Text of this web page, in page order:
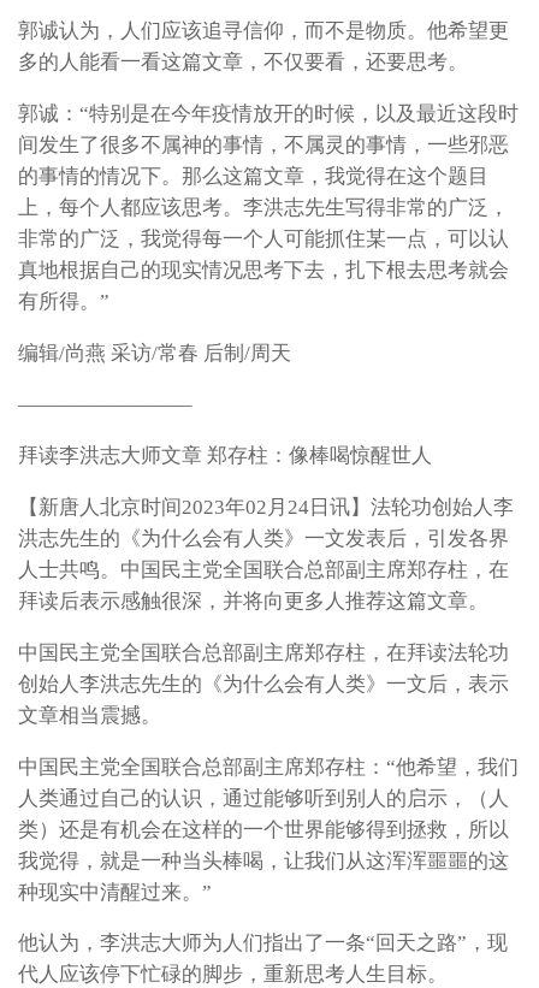
郭诚认为，人们应该追寻信仰，而不是物质。他希望更
多的人能看一看这篇文章，不仅要看，还要思考。
郭诚：“特别是在今年疫情放开的时候，以及最近这段时
间发生了很多不属神的事情，不属灵的事情，一些邪恶
的事情的情况下。那么这篇文章，我觉得在这个题目
上，每个人都应该思考。李洪志先生写得非常的广泛，
非常的广泛，我觉得每一个人可能抓住某一点，可以认
真地根据自己的现实情况思考下去，扎下根去思考就会
有所得。”
编辑/尚燕 采访/常春 后制/周天
————————–
拜读李洪志大师文章 郑存柱：像棒喝惊醒世人
【新唐人北京时间2023年02月24日讯】法轮功创始人李
洪志先生的《为什么会有人类》一文发表后，引发各界
人士共鸣。中国民主党全国联合总部副主席郑存柱，在
拜读后表示感触很深，并将向更多人推荐这篇文章。
中国民主党全国联合总部副主席郑存柱，在拜读法轮功
创始人李洪志先生的《为什么会有人类》一文后，表示
文章相当震撼。
中国民主党全国联合总部副主席郑存柱：“他希望，我们
人类通过自己的认识，通过能够听到别人的启示，（人
类）还是有机会在这样的一个世界能够得到拯救，所以
我觉得，就是一种当头棒喝，让我们从这浑浑噩噩的这
种现实中清醒过来。”
他认为，李洪志大师为人们指出了一条“回天之路”，现
代人应该停下忙碌的脚步，重新思考人生目标。